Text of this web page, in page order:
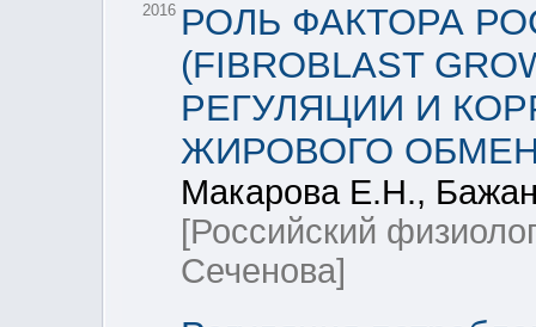
2016 РОЛЬ ФАКТОРА
(FIBROBLAST
РЕГУЛЯЦИИ И
ЖИРОВОГО
Макарова Е.Н.,
[Российский
Сеченова]